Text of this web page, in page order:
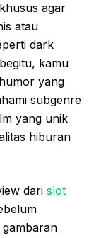
agar
atau
dark
kamu
yang
subgenre
yang unik
hiburan
dari slot